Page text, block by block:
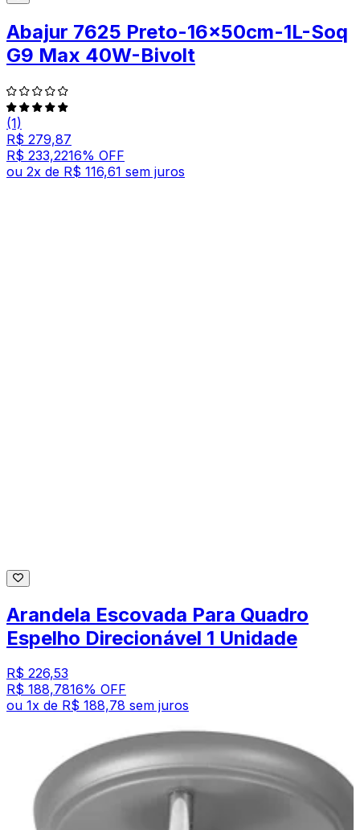
Abajur 7625 Preto-16x50cm-1L-Soq
G9 Max 40W-Bivolt
(1)
R$ 279,87
R$ 233,2216% OFF
ou 2x de R$ 116,61 sem juros
Arandela Escovada Para Quadro
Espelho Direcionável 1 Unidade
R$ 226,53
R$ 188,7816% OFF
ou 1x de R$ 188,78 sem juros